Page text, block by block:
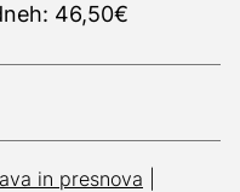
46,50€
in presnova